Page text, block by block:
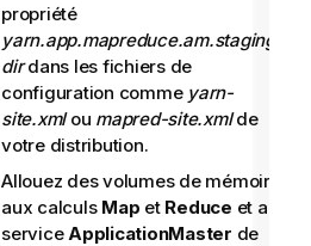
propriété
yarn.app.mapreduce.am.staging-
dirdans les fichiers de
configuration comme yarn-
site.xmlou mapred-site.xmlde
votre distribution.
Allouez des volumes de mémoire
aux calculs Map et Reduce et au
serviceApplicationMaster de